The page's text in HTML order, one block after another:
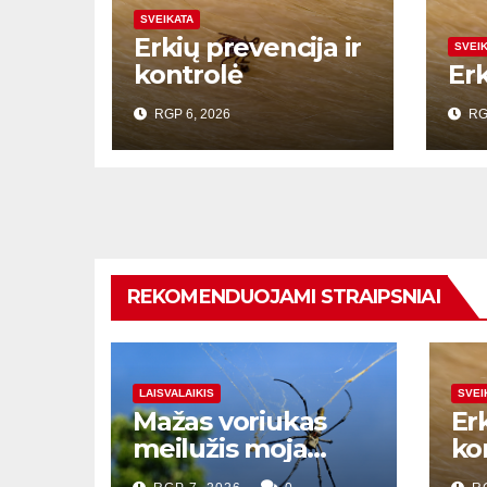
SVEIKATA
Erkių prevencija ir
kontrolė
RGP 6, 2026
REKOMENDUOJAMI STRAIPSNIAI
LAISVALAIKIS
Mažas voriukas
meilužis moja
sveikinimui, kai